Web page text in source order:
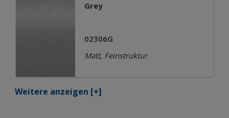
Grey
02306G
Matt, Feinstruktur
Weitere anzeigen [+]